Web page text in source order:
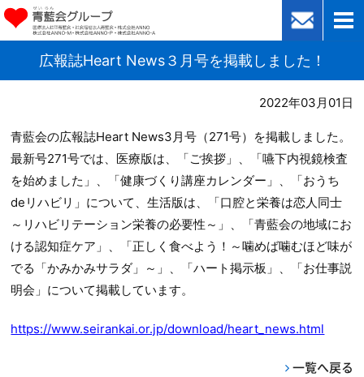
広報誌Heart News３月号を掲載しました！
2022年03月01日
青藍会の広報誌Heart News3月号（271号）を掲載しました。
最新号271号では、医療版は、「ご挨拶」、「嚥下内視鏡検査
を始めました」、「健康づくり講座カレンダー」、「おうち
deリハビリ」について、生活版は、「口腔と栄養は恋人同士
～リハビリテーション栄養の必要性～」、「青藍会の地域にお
ける認知症ケア」、「正しく食べよう！～噛めば噛むほど味が
でる「かみかみサラダ」～」、「ハート掲示板」、「お仕事説
明会」について掲載しています。
https://www.seirankai.or.jp/download/heart_news.html
一覧へ戻る